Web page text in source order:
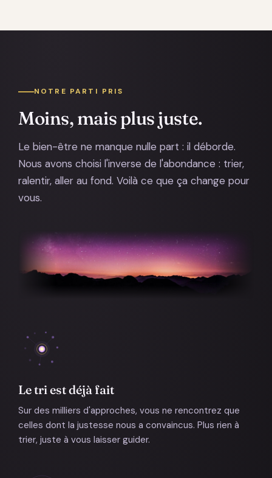
NOTRE PARTI PRIS
Moins, mais plus juste.
Le bien-être ne manque nulle part : il déborde.
Nous avons choisi l'inverse de l'abondance : trier,
ralentir, aller au fond. Voilà ce que ça change pour
vous.
Le tri est déjà fait
Sur des milliers d'approches, vous ne rencontrez que
celles dont la justesse nous a convaincus. Plus rien à
trier, juste à vous laisser guider.